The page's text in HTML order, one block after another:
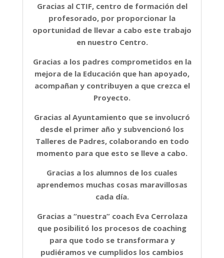
Gracias al CTIF, centro de formación del
profesorado, por proporcionar la
oportunidad de llevar a cabo este trabajo
en nuestro Centro.
Gracias a los padres comprometidos en la
mejora de la Educación que han apoyado,
acompañan y contribuyen a que crezca el
Proyecto.
Gracias al Ayuntamiento que se involucró
desde el primer año y subvencionó los
Talleres de Padres, colaborando en todo
momento para que esto se lleve a cabo.
Gracias a los alumnos de los cuales
aprendemos muchas cosas maravillosas
cada día.
Gracias a “nuestra” coach Eva Cerrolaza
que posibilitó los procesos de coaching
para que todo se transformara y
pudiéramos ve cumplidos los cambios